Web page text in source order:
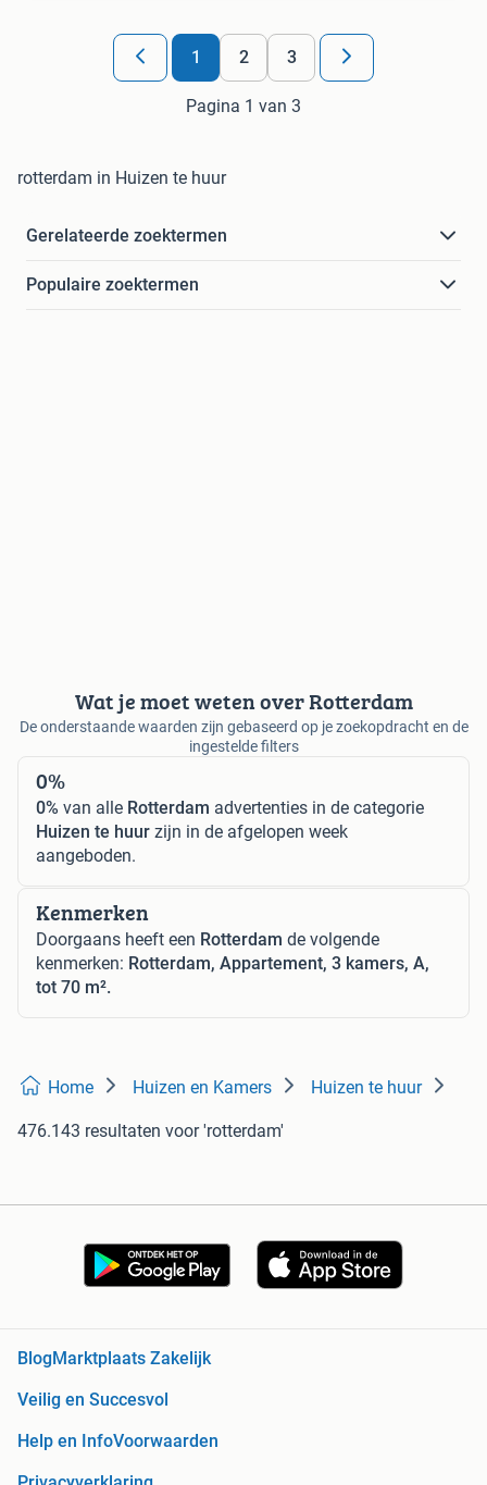
1 2 3
Pagina 1 van 3
rotterdam in Huizen te huur
Gerelateerde zoektermen
Populaire zoektermen
Wat je moet weten over Rotterdam
De onderstaande waarden zijn gebaseerd op je zoekopdracht en de
ingestelde filters
0%
0% van alle Rotterdam advertenties in de categorie
Huizen te huur zijn in de afgelopen week
aangeboden.
Kenmerken
Doorgaans heeft een Rotterdam de volgende
kenmerken: Rotterdam, Appartement, 3 kamers, A,
tot 70 m².
Home Huizen en Kamers Huizen te huur
476.143 resultaten voor 'rotterdam'
BlogMarktplaats Zakelijk
Veilig en Succesvol
Help en InfoVoorwaarden